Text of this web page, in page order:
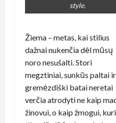
style.
Žiema – metas, kai stilius
dažnai nukenčia dėl mūsų
noro nesušalti. Stori
megztiniai, sunkūs paltai ir
gremėzdiški batai neretai
verčia atrodyti ne kaip
žinovui, o kaip žmogui,